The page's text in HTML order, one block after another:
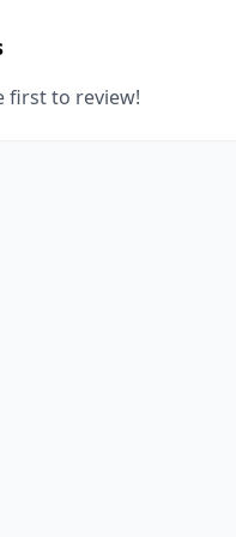
first to review!